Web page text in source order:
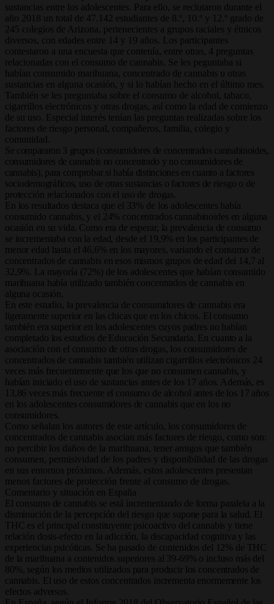
sustancias entre los adolescentes. Para ello, se reclutaron durante el
año 2018 un total de 47.142 estudiantes de 8.º, 10.º y 12.º grado de
245 colegios de Arizona, pertenecientes a grupos raciales y étnicos
diversos, con edades entre 14 y 19 años. Los participantes
contestaron a una encuesta que contenía, entre otras, 4 preguntas
relacionadas con el consumo de cannabis. Se les peguntaba si
habían consumido marihuana, concentrado de cannabis u otras
sustancias en alguna ocasión, y si lo habían hecho en el último mes.
También se les preguntaba sobre el consumo de alcohol, tabaco,
cigarrillos electrónicos y otras drogas, así como la edad de comienzo
de su uso. Especial interés tenían las preguntas realizadas sobre los
factores de riesgo personal, compañeros, familia, colegio y
comunidad.
Se compararon 3 grupos (consumidores de concentrados cannabinoides,
consumidores de cannabis no concentrado y no consumi dores de
cannabis), para comprobar si había distinciones en cuanto a factores
sociodemográficos, uso de otras sustancias o factores de riesgo o de
protección relacionados con el uso de drogas.
En los resultados destaca que el 33% de los adolescentes había
consumido cannabis, y el 24% concentrados cannabinoides en alguna
ocasión en su vida. Como era de esperar, la prevalencia de consumo
se incrementaba con la edad, desde el 19,9% en los participantes de
menor edad hasta el 46,6% en los mayores, variando el consumo de
concentrados de cannabis en esos mismos grupos de edad del 14,7 al
32,9%. La mayoría (72%) de los adolescentes que habían consumido
marihuana había utilizado también concentrados de cannabis en
alguna ocasión.
En este estudio, la prevalencia de consumidores de cannabis era
ligeramente superior en las chicas que en los chicos. El consumo
también era superior en los adolescentes cuyos padres no habían
completado los estudios de Educación Secundaria. En cuanto a la
asociación con el consumo de otras drogas, los consumidores de
concentrados de cannabis también utilizan cigarrillos electrónicos 24
veces más frecuentemente que los que no consumen cannabis, y
habían iniciado el uso de sustancias antes de los 17 años. Además, es
13,86 veces más frecuente el consumo de alcohol antes de los 17 años
en los adolescentes consumidores de cannabis que en los no
consumidores.
Como señalan los autores de este artículo, los consumidores de
concentrados de cannabis asocian más factores de riesgo, como son:
no percibir los daños de la marihuana, tener amigos que también
consumen, permisividad de los padres y disponibilidad de las drogas
en sus entornos próximos. Además, estos adolescentes presentan
menos factores de protección frente al consumo de drogas.
Comentario y situación en España
El consumo de cannabis se está incrementando de forma paralela a la
disminución de la percepción del riesgo que supone para la salud. El
THC es el principal constituyente psicoactivo del cannabis y tiene
relación dosis-efecto en la adicción, la discapacidad cognitiva y las
experiencias psicóticas. Se ha pasado de contenidos del 12% de THC
de la marihuana a contenidos superiores al 39-69% o incluso más del
80%, según los medios utilizados para producir los concentrados de
cannabis. El uso de estos concentrados incrementa enormemente los
efectos adversos.